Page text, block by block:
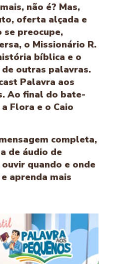
não é? Mas,
oferta alçada e
preocupe,
o Missionário R.
bíblica e o
outras palavras.
Palavra aos
Ao final do bate-
Flora e o Caio
completa,
de áudio de
quando e onde
aprenda mais